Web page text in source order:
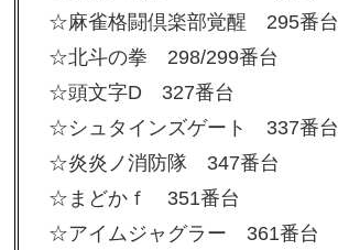
☆麻雀格闘倶楽部覚醒 295番台
☆北斗の拳 298/299番台
☆頭文字D 327番台
☆シュタインズゲート 337番台
☆炎炎ノ消防隊 347番台
☆まどかｆ 351番台
☆アイムジャグラー 361番台